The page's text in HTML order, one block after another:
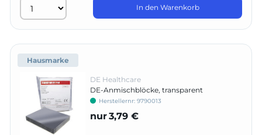
In den Warenkorb
Hausmarke
DE Healthcare
DE-Anmischblöcke, transparent
Herstellernr: 9790013
nur3,79 €